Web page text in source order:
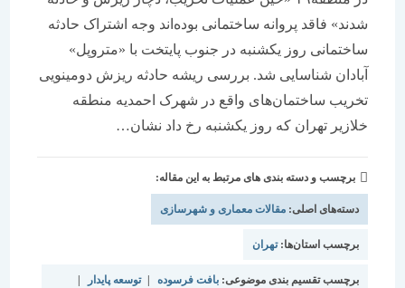
شدند» فاقد پروانه ساختمانی بوده‌‌‌اند وجه اشتراک حادثه
ساختمانی روز یکشنبه در جنوب پایتخت با «متروپل»
آبادان شناسایی شد. بررسی ریشه حادثه ریزش دومینویی
تخریب ساختمان‌‌‌های واقع در شهرک احمدیه منطقه
خلازیر تهران که روز یکشنبه رخ داد نشان…
برچسب و دسته بندی های مرتبط به این مقاله:
دسته‌های اصلی:مقالات معماری و شهرسازی
برچسب استان‌ها:تهران
برچسب تقسیم بندی موضوعی:بافت فرسوده | توسعه پایدار |